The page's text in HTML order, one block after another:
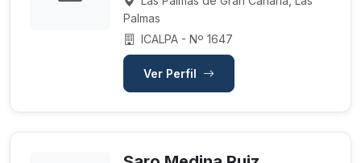
Palmas
ICALPA - Nº 1647
Ver Perfil